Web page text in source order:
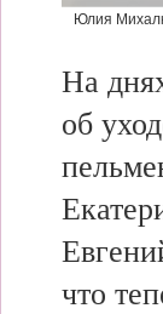
Юлия
На
об
что